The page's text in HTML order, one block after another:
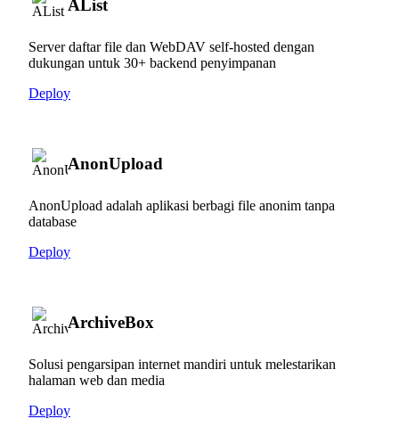
AList
Server daftar file dan WebDAV self-hosted dengan
dukungan untuk 30+ backend penyimpanan
Deploy
AnonUpload
AnonUpload adalah aplikasi berbagi file anonim tanpa
database
Deploy
ArchiveBox
Solusi pengarsipan internet mandiri untuk melestarikan
halaman web dan media
Deploy